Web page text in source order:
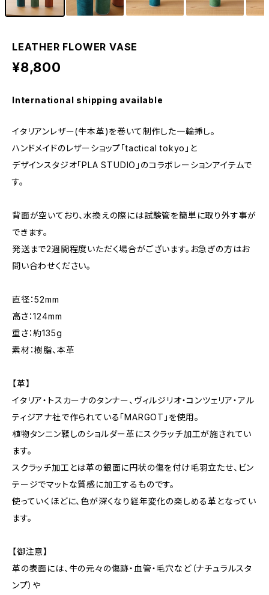
LEATHER FLOWER VASE
¥8,800
International shipping available
イタリアンレザー(牛本革)を巻いて制作した一輪挿し。
ハンドメイドのレザーショップ「tactical tokyo」と
デザインスタジオ「PLA STUDIO」のコラボレーションアイテムで
す。
背面が空いており、水換えの際には試験管を簡単に取り外す事が
できます。
発送まで2週間程度いただく場合がございます。お急ぎの方はお
問い合わせください。
直径：52mm
高さ：124mm
重さ：約135g
素材：樹脂、本革
【革】
イタリア・トスカーナのタンナー、ヴィルジリオ・コンツェリア・アル
ティジアナ社で作られている「MARGOT」を使用。
植物タンニン鞣しのショルダー革にスクラッチ加工が施されてい
ます。
スクラッチ加工とは革の銀面に円状の傷を付け毛羽立たせ、ビン
テージでマットな質感に加工するものです。
使っていくほどに、色が深くなり経年変化の楽しめる革となってい
ます。
【御注意】
革の表面には、牛の元々の傷跡・血管・毛穴など（ナチュラルスタ
ンプ）や